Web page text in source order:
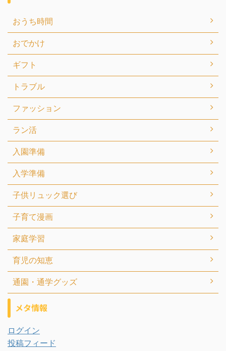
おうち時間
おでかけ
ギフト
トラブル
ファッション
ラン活
入園準備
入学準備
子供リュック選び
子育て漫画
家庭学習
育児の知恵
通園・通学グッズ
メタ情報
ログイン
投稿フィード